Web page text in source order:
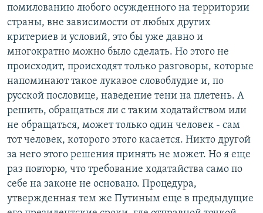
помилованию любого осужденного на территории
страны, вне зависимости от любых других
критериев и условий, это бы уже давно и
многократно можно было сделать. Но этого не
происходит, происходят только разговоры, которые
напоминают такое лукавое словоблудие и, по
русской пословице, наведение тени на плетень. А
решить, обращаться ли с таким ходатайством или
не обращаться, может только один человек - сам
тот человек, которого этого касается. Никто другой
за него этого решения принять не может. Но я еще
раз повторю, что требование ходатайства само по
себе на законе не основано. Процедура,
утвержденная тем же Путиным еще в предыдущие